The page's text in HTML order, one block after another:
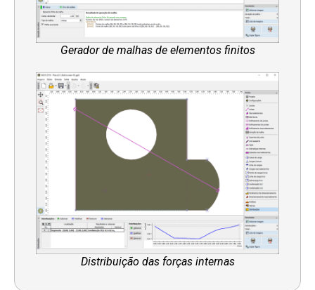
Gerador de malhas de elementos finitos
Distribuição das forças internas